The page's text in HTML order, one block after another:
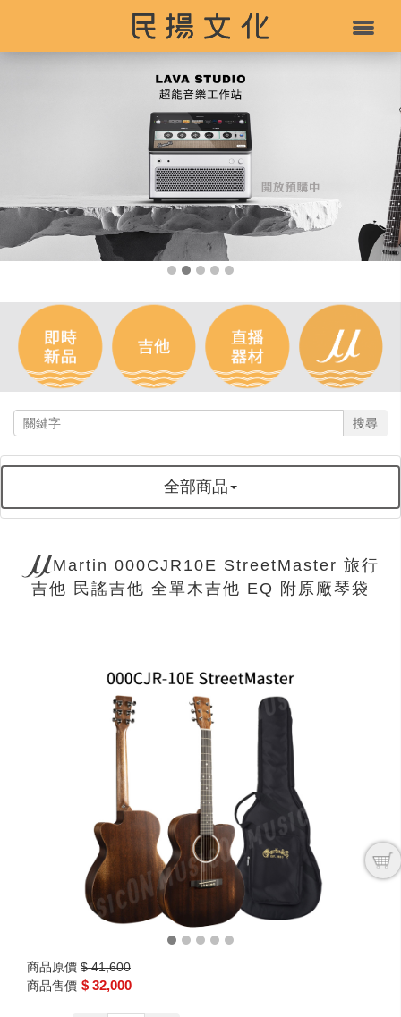
搜尋
全部商品
Martin 000CJR10E StreetMaster 旅行
吉他 民謠吉他 全單木吉他 EQ 附原廠琴袋
商品原價 $ 41,600
商品售價 $ 32,000